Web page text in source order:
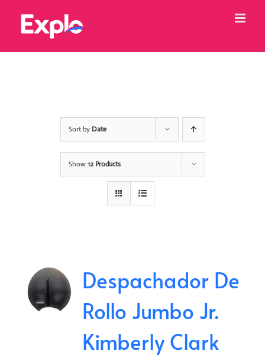
Sort by Date
Show12 Products
Despachador De
Rollo Jumbo Jr.
Kimberly Clark